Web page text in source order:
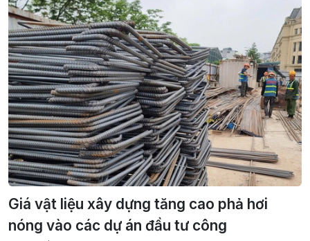
Giá vật liệu xây dựng tăng cao phả hơi
nóng vào các dự án đầu tư công